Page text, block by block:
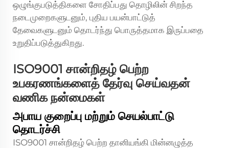
ஒழுங்குபடுத்திகளை சோதிப்பது தொழிலின் சிறந்த
நடைமுறைகளுடனும், புதிய பயன்பாட்டுத்
தேவைகளுடனும் தொடர்ந்து பொருத்தமாக இருப்பதை
உறுதிப்படுத்துகிறது.
ISO9001 சான்றிதழ் பெற்ற
உபகரணங்களைத் தேர்வு செய்வதன்
வணிக நன்மைகள்
அபாய குறைப்பு மற்றும் செயல்பாட்டு
தொடர்ச்சி
ISO9001 சான்றிதழ் பெற்ற தானியங்கி மின்னழுத்த